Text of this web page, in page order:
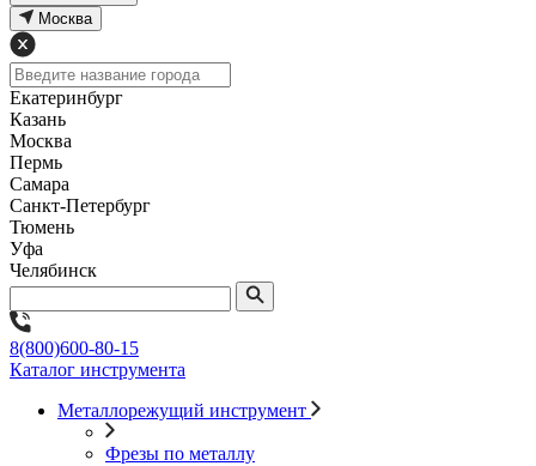
Москва
Екатеринбург
Казань
Москва
Пермь
Самара
Санкт-Петербург
Тюмень
Уфа
Челябинск
8(800)600-80-15
Каталог инструмента
Металлорежущий инструмент
Фрезы по металлу